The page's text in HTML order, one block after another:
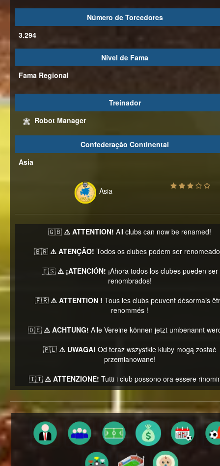
Número de Torcedores
3.294
Nível de Fama
Fama Regional
Treinador
Robot Manager
Confederação Continental
Asia
Asia
🇬🇧 ⚠️ ATTENTION! All clubs can now be renamed!
🇧🇷 ⚠️ ATENÇÃO! Todos os clubes podem ser
🇪🇸 ⚠️ ¡ATENCIÓN! ¡Ahora todos los clubes pueden ser
renombrados!
🇫🇷 ⚠️ ATTENTION ! Tous les clubs peuvent désormais
renommés !
🇩🇪 ⚠️ ACHTUNG! Alle Vereine können jetzt umbenannt
🇵🇱 ⚠️ UWAGA! Od teraz wszystkie kluby mogą zostać
przemianowane!
🇮🇹 ⚠️ ATTENZIONE! Tutti i club possono ora essere